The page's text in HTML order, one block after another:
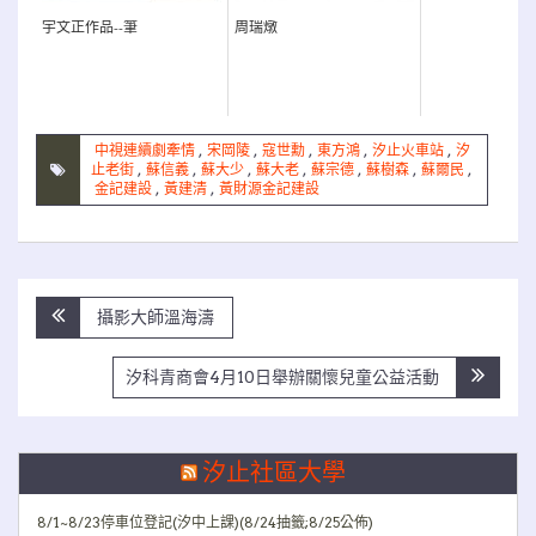
宇文正作品--筆 周瑞燉
中視連續劇牽情 , 宋岡陵 , 寇世勳 , 東方鴻 , 汐止火車站 , 汐
止老街 , 蘇信義 , 蘇大少 , 蘇大老 , 蘇宗德 , 蘇樹森 , 蘇爾民 ,
金記建設 , 黃建清 , 黃財源金記建設
文
章
攝影大師溫海濤
汐科青商會4月10日舉辦關懷兒童公益活動
汐止社區大學
8/1~8/23停車位登記(汐中上課)(8/24抽籤;8/25公佈)